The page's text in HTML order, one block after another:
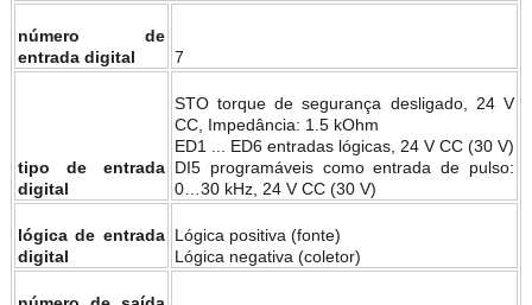
número de
entrada digital
7
tipo de entrada
digital
STO torque de segurança desligado, 24 V
CC, Impedância: 1.5 kOhm
ED1 ... ED6 entradas lógicas, 24 V CC (30 V)
DI5 programáveis ​​como entrada de pulso:
0…30 kHz, 24 V CC (30 V)
lógica de entrada
digital
Lógica positiva (fonte)
Lógica negativa (coletor)